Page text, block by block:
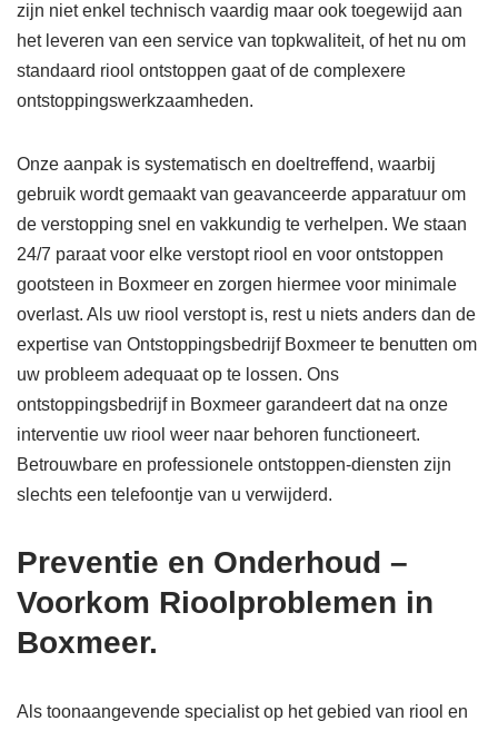
zijn niet enkel technisch vaardig maar ook toegewijd aan
het leveren van een service van topkwaliteit, of het nu om
standaard riool ontstoppen gaat of de complexere
ontstoppingswerkzaamheden.
Onze aanpak is systematisch en doeltreffend, waarbij
gebruik wordt gemaakt van geavanceerde apparatuur om
de verstopping snel en vakkundig te verhelpen. We staan
24/7 paraat voor elke verstopt riool en voor ontstoppen
gootsteen in Boxmeer en zorgen hiermee voor minimale
overlast. Als uw riool verstopt is, rest u niets anders dan de
expertise van Ontstoppingsbedrijf Boxmeer te benutten om
uw probleem adequaat op te lossen. Ons
ontstoppingsbedrijf in Boxmeer garandeert dat na onze
interventie uw riool weer naar behoren functioneert.
Betrouwbare en professionele ontstoppen-diensten zijn
slechts een telefoontje van u verwijderd.
Preventie en Onderhoud –
Voorkom Rioolproblemen in
Boxmeer.
Als toonaangevende specialist op het gebied van riool en